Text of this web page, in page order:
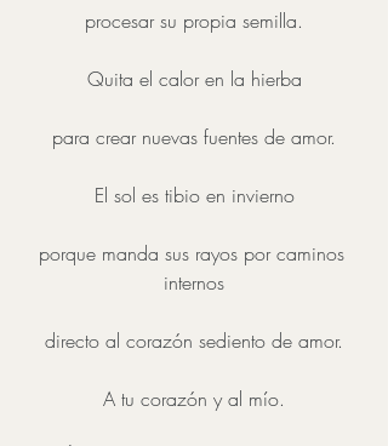
procesar su propia semilla.
Quita el calor en la hierba
para crear nuevas fuentes de amor.
El sol es tibio en invierno
porque manda sus rayos por caminos
internos
directo al corazón sediento de amor.
A tu corazón y al mío.